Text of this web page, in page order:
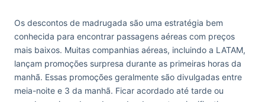
Os descontos de madrugada são uma estratégia bem
conhecida para encontrar passagens aéreas com preços
mais baixos. Muitas companhias aéreas, incluindo a LATAM,
lançam promoções surpresa durante as primeiras horas da
manhã. Essas promoções geralmente são divulgadas entre
meia-noite e 3 da manhã. Ficar acordado até tarde ou